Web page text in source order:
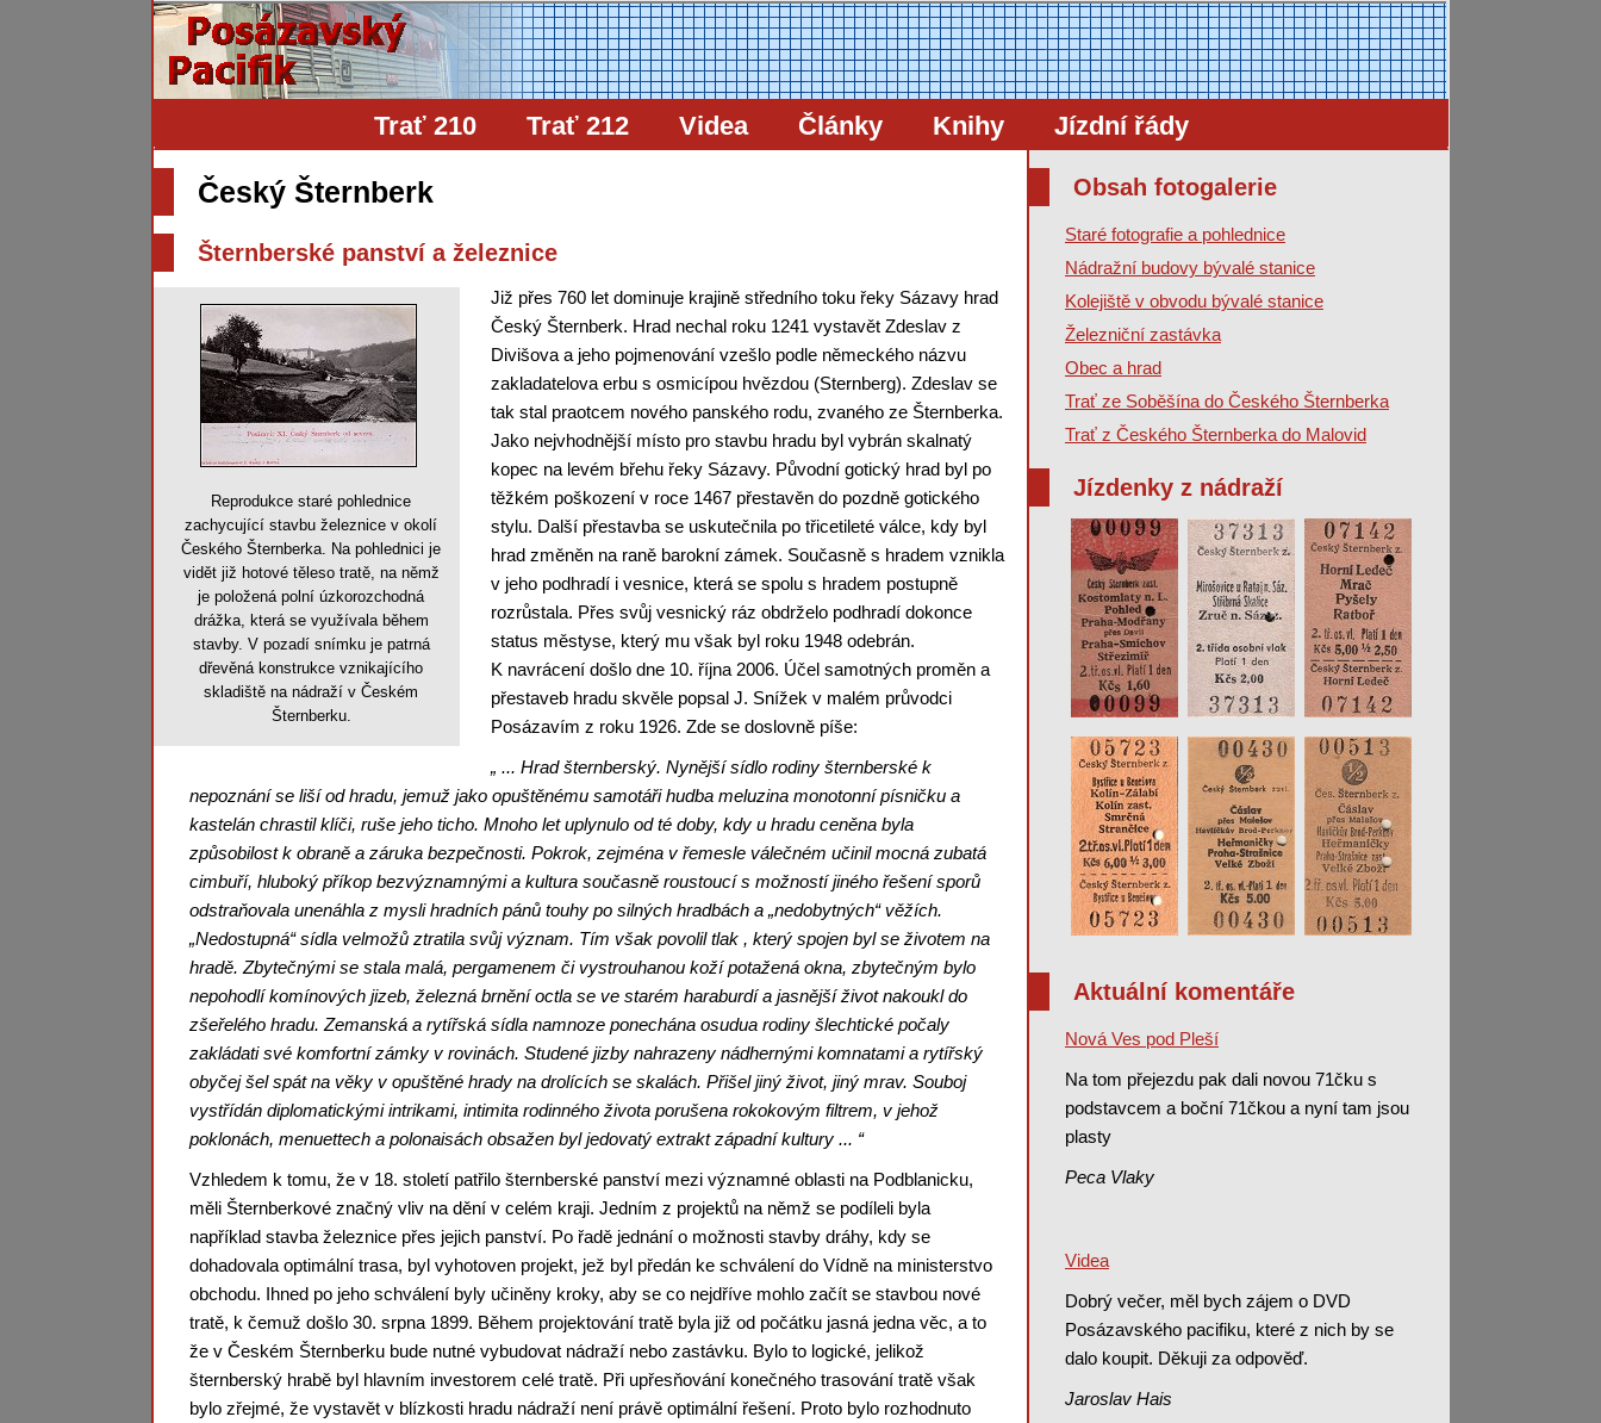
Trať 210 Trať 212 Videa Články Knihy Jízdní řády
Obsah fotogalerie
Staré fotografie a pohlednice
Nádražní budovy bývalé stanice
Kolejiště v obvodu bývalé stanice
Železniční zastávka
Obec a hrad
Trať ze Soběšína do Českého Šternberka
Trať z Českého Šternberka do Malovid
Jízdenky z nádraží
Aktuální komentáře
Nová Ves pod Pleší
Na tom přejezdu pak dali novou 71čku s
podstavcem a boční 71čkou a nyní tam jsou
plasty
Peca Vlaky
Videa
Dobrý večer, měl bych zájem o DVD
Posázavského pacifiku, které z nich by se
dalo koupit. Děkuji za odpověď.
Jaroslav Hais
Český Šternberk
Šternberské panství a železnice
Reprodukce staré pohlednice
zachycující stavbu železnice v okolí
Českého Šternberka. Na pohlednici je
vidět již hotové těleso tratě, na němž
je položená polní úzkorozchodná
drážka, která se využívala během
stavby. V pozadí snímku je patrná
dřevěná konstrukce vznikajícího
skladiště na nádraží v Českém
Šternberku.
Již přes 760 let dominuje krajině středního toku řeky Sázavy hrad
Český Šternberk. Hrad nechal roku 1241 vystavět Zdeslav z
Divišova a jeho pojmenování vzešlo podle německého názvu
zakladatelova erbu s osmicípou hvězdou (Sternberg). Zdeslav se
tak stal praotcem nového panského rodu, zvaného ze Šternberka.
Jako nejvhodnější místo pro stavbu hradu byl vybrán skalnatý
kopec na levém břehu řeky Sázavy. Původní gotický hrad byl po
těžkém poškození v roce 1467 přestavěn do pozdně gotického
stylu. Další přestavba se uskutečnila po třicetileté válce, kdy byl
hrad změněn na raně barokní zámek. Současně s hradem vznikla
v jeho podhradí i vesnice, která se spolu s hradem postupně
rozrůstala. Přes svůj vesnický ráz obdrželo podhradí dokonce
status městyse, který mu však byl roku 1948 odebrán.
K navrácení došlo dne 10. října 2006. Účel samotných proměn a
přestaveb hradu skvěle popsal J. Snížek v malém průvodci
Posázavím z roku 1926. Zde se doslovně píše:
„ ... Hrad šternberský. Nynější sídlo rodiny šternberské k
nepoznání se liší od hradu, jemuž jako opuštěnému samotáři hudba meluzina monotonní písničku a
kastelán chrastil klíči, ruše jeho ticho. Mnoho let uplynulo od té doby, kdy u hradu ceněna byla
způsobilost k obraně a záruka bezpečnosti. Pokrok, zejména v řemesle válečném učinil mocná zubatá
cimbuří, hluboký příkop bezvýznamnými a kultura současně roustoucí s možností jiného řešení sporů
odstraňovala unenáhla z mysli hradních pánů touhy po silných hradbách a „nedobytných“ věžích.
„Nedostupná“ sídla velmožů ztratila svůj význam. Tím však povolil tlak , který spojen byl se životem na
hradě. Zbytečnými se stala malá, pergamenem či vystrouhanou koží potažená okna, zbytečným bylo
nepohodlí komínových jizeb, železná brnění octla se ve starém haraburdí a jasnější život nakoukl do
zšeřelého hradu. Zemanská a rytířská sídla namnoze ponechána osudua rodiny šlechtické počaly
zakládati své komfortní zámky v rovinách. Studené jizby nahrazeny nádhernými komnatami a rytířský
obyčej šel spát na věky v opuštěné hrady na drolících se skalách. Přišel jiný život, jiný mrav. Souboj
vystřídán diplomatickými intrikami, intimita rodinného života porušena rokokovým filtrem, v jehož
poklonách, menuettech a polonaisách obsažen byl jedovatý extrakt západní kultury ... “
Vzhledem k tomu, že v 18. století patřilo šternberské panství mezi významné oblasti na Podblanicku,
měli Šternberkové značný vliv na dění v celém kraji. Jedním z projektů na němž se podíleli byla
například stavba železnice přes jejich panství. Po řadě jednání o možnosti stavby dráhy, kdy se
dohadovala optimální trasa, byl vyhotoven projekt, jež byl předán ke schválení do Vídně na ministerstvo
obchodu. Ihned po jeho schválení byly učiněny kroky, aby se co nejdříve mohlo začít se stavbou nové
tratě, k čemuž došlo 30. srpna 1899. Během projektování tratě byla již od počátku jasná jedna věc, a to
že v Českém Šternberku bude nutné vybudovat nádraží nebo zastávku. Bylo to logické, jelikož
šternberský hrabě byl hlavním investorem celé tratě. Při upřesňování konečného trasování tratě však
bylo zřejmé, že vystavět v blízkosti hradu nádraží není právě optimální řešení. Proto bylo rozhodnuto